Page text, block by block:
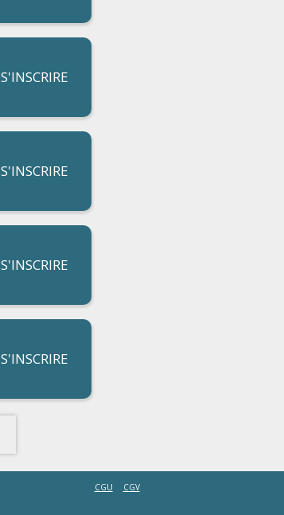
S'INSCRIRE
S'INSCRIRE
S'INSCRIRE
S'INSCRIRE
CGU CGV